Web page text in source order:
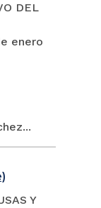
DEL
enero
Y